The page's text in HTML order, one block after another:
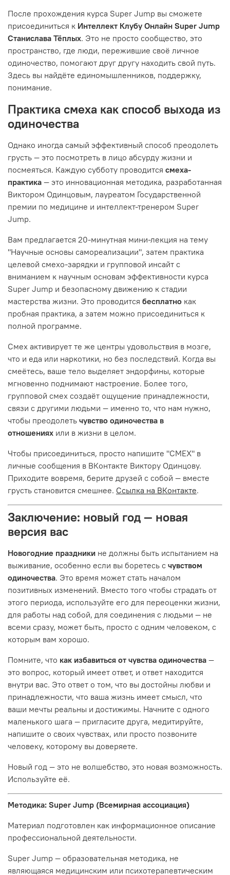
После прохождения курса Super Jump вы сможете
присоединиться к Интеллект Клубу Онлайн Super Jump
Станислава Тёплых. Это не просто сообщество, это
пространство, где люди, пережившие своё личное
одиночество, помогают друг другу находить свой путь.
Здесь вы найдёте единомышленников, поддержку,
понимание.
Практика смеха как способ выхода из
одиночества
Однако иногда самый эффективный способ преодолеть
грусть — это посмотреть в лицо абсурду жизни и
посмеяться. Каждую субботу проводится смеха-
практика — это инновационная методика, разработанная
Виктором Одинцовым, лауреатом Государственной
премии по медицине и интеллект-тренером Super
Jump.
Вам предлагается 20-минутная мини-лекция на тему
"Научные основы самореализации", затем практика
целевой смехо-зарядки и групповой инсайт с
вниманием к научным основам эффективности курса
Super Jump и безопасному движению к стадии
мастерства жизни. Это проводится бесплатно как
пробная практика, а затем можно присоединиться к
полной программе.
Смех активирует те же центры удовольствия в мозге,
что и еда или наркотики, но без последствий. Когда вы
смеётесь, ваше тело выделяет эндорфины, которые
мгновенно поднимают настроение. Более того,
групповой смех создаёт ощущение принадлежности,
связи с другими людьми — именно то, что нам нужно,
чтобы преодолеть чувство одиночества в
отношениях или в жизни в целом.
Чтобы присоединиться, просто напишите "СМЕХ" в
личные сообщения в ВКонтакте Виктору Одинцову.
Приходите вовремя, берите друзей с собой — вместе
грусть становится смешнее. Ссылка на ВКонтакте.
Заключение: новый год — новая
версия вас
Новогодние праздники не должны быть испытанием на
выживание, особенно если вы боретесь с чувством
одиночества. Это время может стать началом
позитивных изменений. Вместо того чтобы страдать от
этого периода, используйте его для переоценки жизни,
для работы над собой, для соединения с людьми — не
всеми сразу, может быть, просто с одним человеком, с
которым вам хорошо.
Помните, что как избавиться от чувства одиночества —
это вопрос, который имеет ответ, и ответ находится
внутри вас. Это ответ о том, что вы достойны любви и
принадлежности, что ваша жизнь имеет смысл, что
ваши мечты реальны и достижимы. Начните с одного
маленького шага — пригласите друга, медитируйте,
напишите о своих чувствах, или просто позвоните
человеку, которому вы доверяете.
Новый год — это не волшебство, это новая возможность.
Используйте её.
Методика: Super Jump (Всемирная ассоциация)
Материал подготовлен как информационное описание
профессиональной деятельности.
Super Jump — образовательная методика, не
являющаяся медицинским или психотерапевтическим